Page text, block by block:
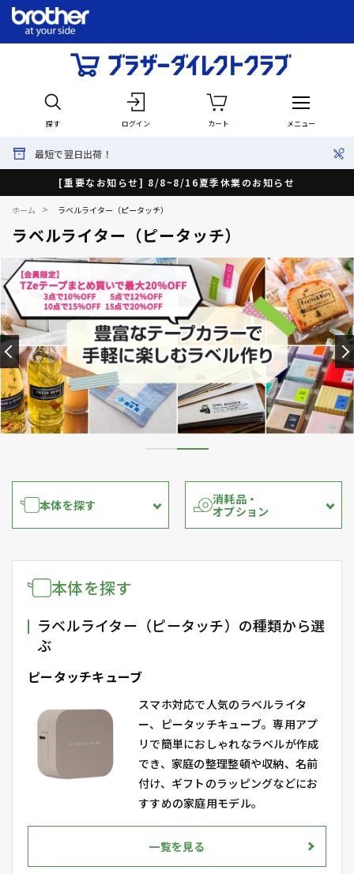
探す ログイン カート メニュー
[重要なお知らせ] 8/8~8/16夏季休業のお知らせ
ホーム > ラベルライター（ピータッチ）
ラベルライター（ピータッチ）
本体を探す
消耗品・
オプション
本体を探す
ラベルライター（ピータッチ）の種類から選
ぶ
ピータッチキューブ
スマホ対応で人気のラベルライタ
ー、ピータッチキューブ。専用アプ
リで簡単におしゃれなラベルが作成
でき、家庭の整理整頓や収納、名前
付け、ギフトのラッピングなどにお
すすめの家庭用モデル。
一覧を見る